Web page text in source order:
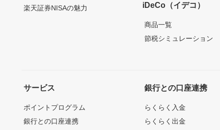
楽天証券NISAの魅力
iDeCo（イデコ）
商品一覧
節税シミュレーション
サービス
ポイントプログラム
銀行との口座連携
銀行との口座連携
らくらく入金
らくらく出金